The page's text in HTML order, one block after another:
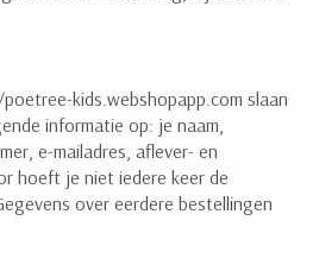
kids.webshopapp.com slaan
informatie op: je naam,
e-mailadres, aflever- en
hoeft je niet iedere keer de
over eerdere bestellingen